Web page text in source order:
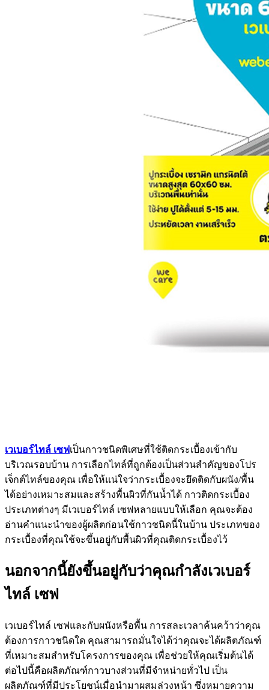
เวเบอร์ไทล์ เซฟเป็นกาวชนิดพิเศษที่ใช้ติดกระเบื้องเข้ากับ
บริเวณรอบบ้าน การเลือกไทล์ที่ถูกต้องเป็นส่วนสำคัญของโปร
เจ็กต์ไทล์ของคุณ เพื่อให้แน่ใจว่ากระเบื้องจะยึดติดกับผนัง/พื้น
ได้อย่างเหมาะสมและสร้างพื้นผิวที่กันน้ำได้ กาวติดกระเบื้อง
ประเภทต่างๆ มีเวเบอร์ไทล์ เซฟหลายแบบให้เลือก คุณจะต้อง
อ่านคำแนะนำของผู้ผลิตก่อนใช้กาวชนิดนี้ในบ้าน ประเภทของ
กระเบื้องที่คุณใช้จะขึ้นอยู่กับพื้นผิวที่คุณติดกระเบื้องไว้
นอกจากนี้ยังขึ้นอยู่กับว่าคุณกำลังเวเบอร์
ไทล์ เซฟ
เวเบอร์ไทล์ เซฟและกับผนังหรือพื้น การสละเวลาค้นคว้าว่าคุณ
ต้องการกาวชนิดใด คุณสามารถมั่นใจได้ว่าคุณจะได้ผลิตภัณฑ์
ที่เหมาะสมสำหรับโครงการของคุณ เพื่อช่วยให้คุณเริ่มต้นได้
ต่อไปนี้คือผลิตภัณฑ์กาวบางส่วนที่มีจำหน่ายทั่วไป เป็น
ผลิตภัณฑ์ที่มีประโยชน์เมื่อนำมาผสมล่วงหน้า ซึ่งหมายความ